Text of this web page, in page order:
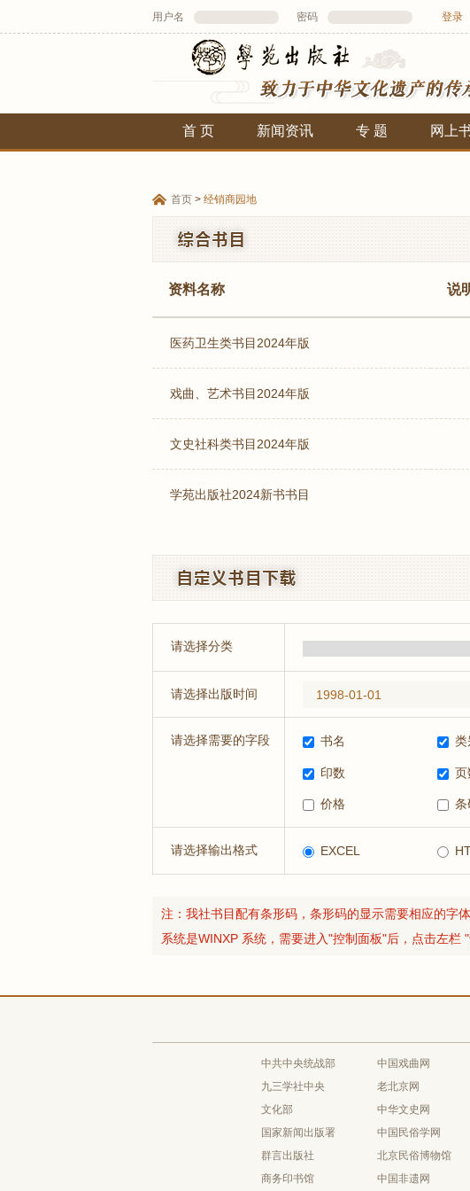
用户名 密码 登录
首 页 新闻资讯 专 题 网上
首页 > 经销商园地
资料名称 说
医药卫生类书目2024年版
戏曲、艺术书目2024年版
文史社科类书目2024年版
学苑出版社2024新书书目
请选择分类
请选择出版时间
请选择需要的字段 书名 类
印数 页
价格 条
请选择输出格式 EXCEL
注：我社书目配有条形码，条形码的显示需要相应的字
系统是WINXP 系统，需要进入"控制面板"后，点击左栏
中共中央统战部
九三学社中央
文化部
国家新闻出版署
群言出版社
商务印书馆
中国戏曲网
老北京网
中华文史网
中国民俗学网
北京民俗博物馆
中国非遗网